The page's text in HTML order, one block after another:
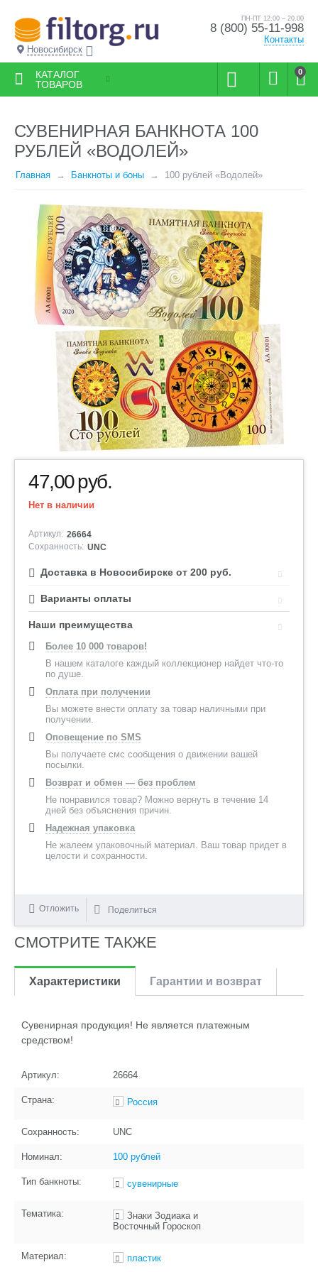
Новосибирск
ПН-ПТ 12.00 – 20.00
8 (800) 55-11-998
Контакты
0
КАТАЛОГ
ТОВАРОВ
СУВЕНИРНАЯ БАНКНОТА 100
РУБЛЕЙ «ВОДОЛЕЙ»
Главная Банкноты и боны 100 рублей «Водолей»
47,00руб.
Нет в наличии
Артикул: 26664
Сохранность: UNC
Доставка в Новосибирске от 200 руб.
Варианты оплаты
Наши преимущества
Более 10 000 товаров!
В нашем каталоге каждый коллекционер найдет что-то
по душе.
Оплата при получении
Вы можете внести оплату за товар наличными при
получении.
Оповещение по SMS
Вы получаете смс сообщения о движении вашей
посылки.
Возврат и обмен — без проблем
Не понравился товар? Можно вернуть в течение 14
дней без объяснения причин.
Надежная упаковка
Не жалеем упаковочный материал. Ваш товар придет в
целости и сохранности.
Отложить Поделиться
СМОТРИТЕ ТАКЖЕ
Характеристики Гарантии и возврат
Сувенирная продукция! Не является платежным
средством!
Артикул: 26664
Страна: Россия
Сохранность: UNC
Номинал: 100 рублей
Тип банкноты: сувенирные
Тематика:
Знаки Зодиака и
Восточный Гороскоп
Материал: пластик